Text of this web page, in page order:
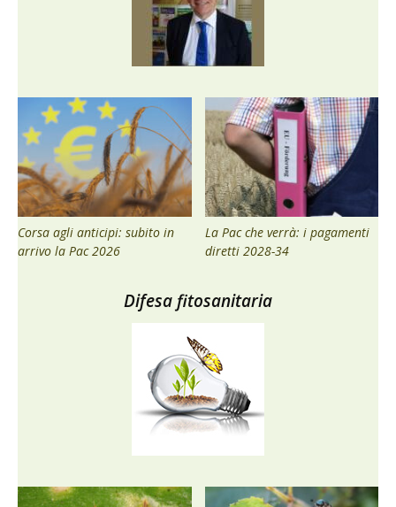
Corsa agli anticipi: subito in
arrivo la Pac 2026
La Pac che verrà: i pagamenti
diretti 2028-34
Difesa fitosanitaria